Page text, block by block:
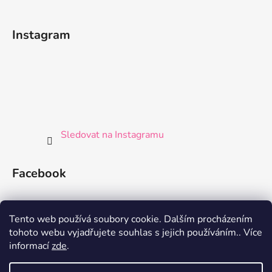
Tento web používá soubory cookie. Dalším procházením
tohoto webu vyjadřujete souhlas s jejich používáním.. Více
informacízde.
Instagram
Sledovat na Instagramu
Facebook